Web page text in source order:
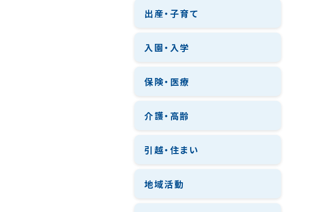
出産・子育て
入園・入学
保険・医療
介護・高齢
引越・住まい
地域活動